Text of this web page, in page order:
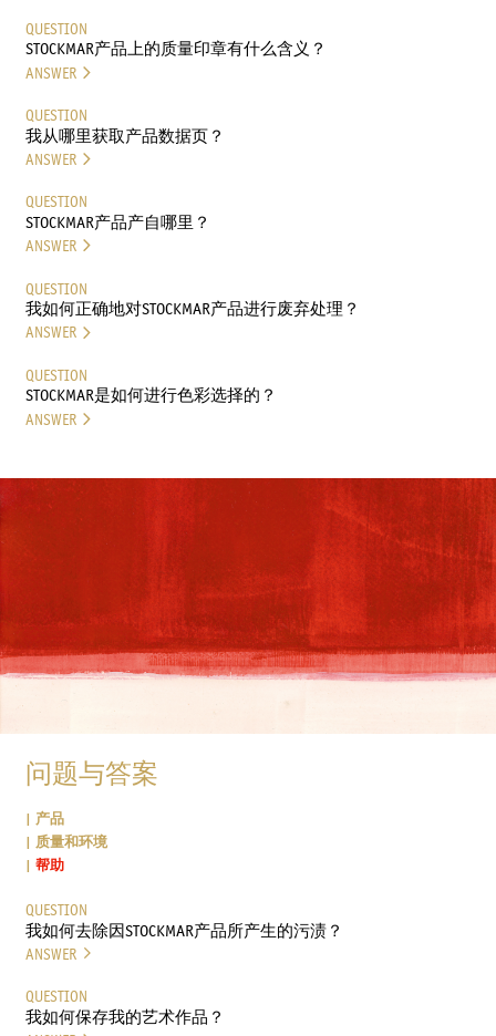
QUESTION
STOCKMAR产品上的质量印章有什么含义？
ANSWER
QUESTION
我从哪里获取产品数据页？
ANSWER
QUESTION
STOCKMAR产品产自哪里？
ANSWER
QUESTION
我如何正确地对STOCKMAR产品进行废弃处理？
ANSWER
QUESTION
STOCKMAR是如何进行色彩选择的？
ANSWER
问题与答案
产品
质量和环境
帮助
QUESTION
我如何去除因STOCKMAR产品所产生的污渍？
ANSWER
QUESTION
我如何保存我的艺术作品？